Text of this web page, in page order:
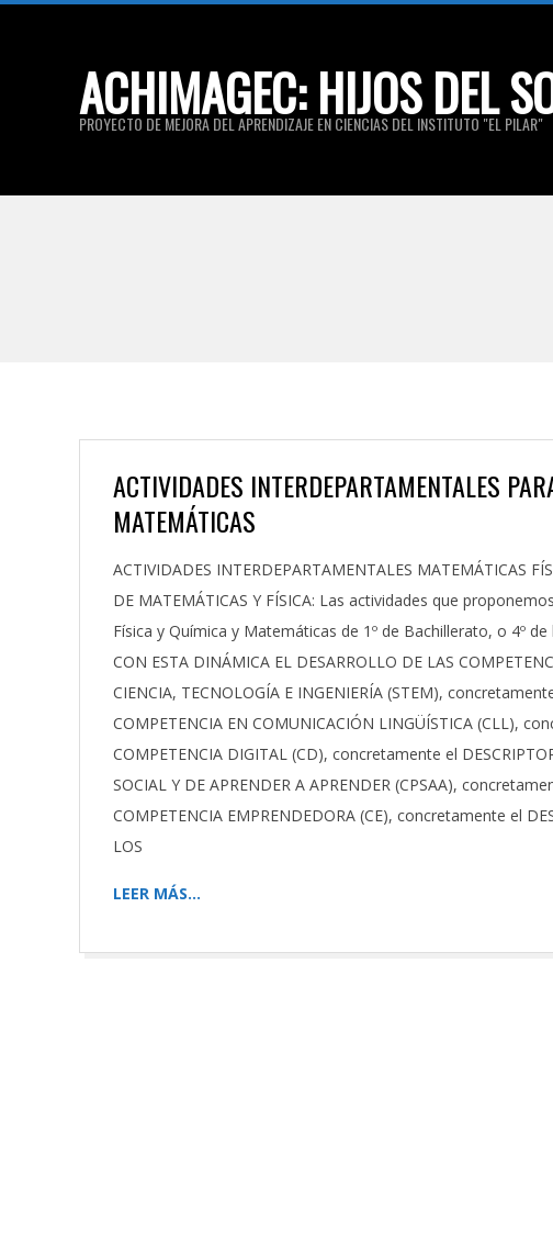
ACHIMAGEC: HIJOS DEL
PROYECTO DE MEJORA DEL APRENDIZAJE EN CIENCIAS DEL INSTITUTO "EL PILAR"
ACTIVIDADES INTERDEPARTAMENTALES
MATEMÁTICAS
2021-
11-
24
ACTIVIDADES INTERDEPARTAMENTALES MATEMÁTICAS
DE MATEMÁTICAS Y FÍSICA: Las actividades que
Física y Química y Matemáticas de 1º de Bachillerato, o 4º de
CON ESTA DINÁMICA EL DESARROLLO DE LAS
CIENCIA, TECNOLOGÍA E INGENIERÍA (STEM),
COMPETENCIA EN COMUNICACIÓN LINGÜÍSTICA (CLL),
COMPETENCIA DIGITAL (CD), concretamente el
SOCIAL Y DE APRENDER A APRENDER (CPSAA),
COMPETENCIA EMPRENDEDORA (CE), concretamente el
LOS
LEER MÁS…